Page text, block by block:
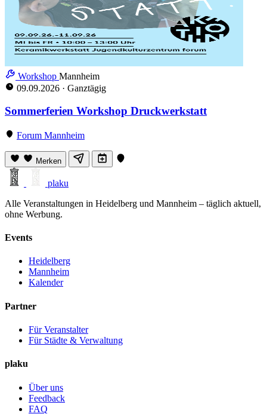
Workshop Mannheim
09.09.2026 · Ganztägig
Sommerferien Workshop Druckwerkstatt
Forum Mannheim
Merken
plaku
Alle Veranstaltungen in Heidelberg und Mannheim – täglich aktuell,
ohne Werbung.
Events
Heidelberg
Mannheim
Kalender
Partner
Für Veranstalter
Für Städte & Verwaltung
plaku
Über uns
Feedback
FAQ